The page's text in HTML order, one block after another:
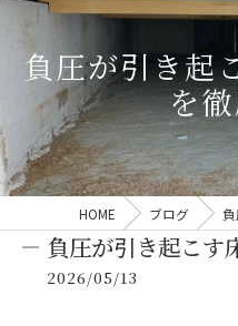
負圧が引き起
を
HOME ブログ
負圧が引き起こす
2026/05/13